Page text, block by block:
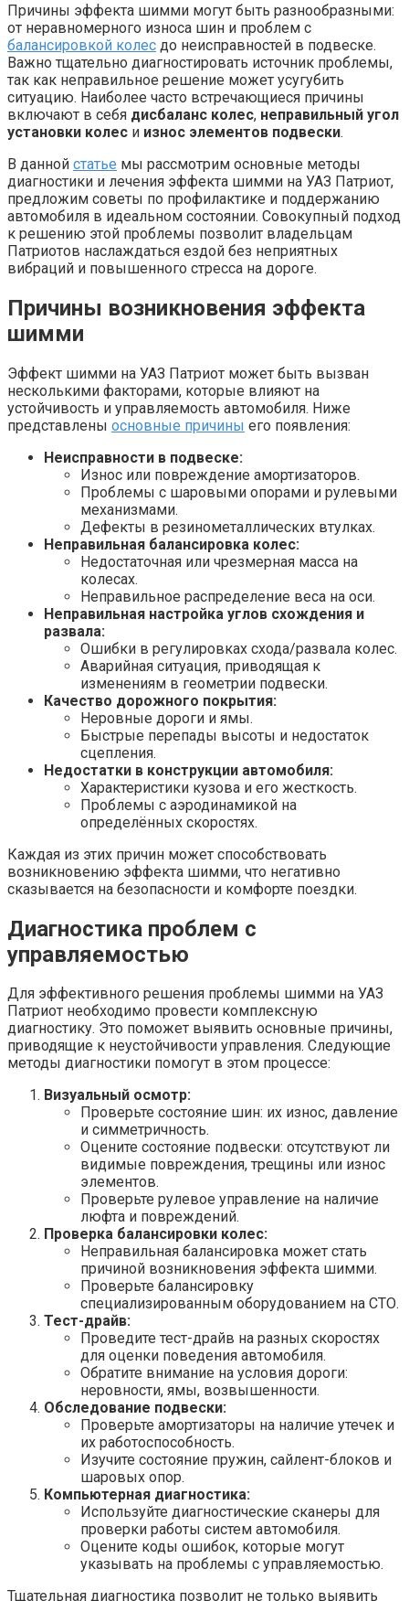
Причины эффекта шимми могут быть разнообразными:
от неравномерного износа шин и проблем с
балансировкой колес до неисправностей в подвеске.
Важно тщательно диагностировать источник проблемы,
так как неправильное решение может усугубить
ситуацию. Наиболее часто встречающиеся причины
включают в себя дисбаланс колес, неправильный угол
установки колес и износ элементов подвески.
В данной статье мы рассмотрим основные методы
диагностики и лечения эффекта шимми на УАЗ Патриот,
предложим советы по профилактике и поддержанию
автомобиля в идеальном состоянии. Совокупный подход
к решению этой проблемы позволит владельцам
Патриотов наслаждаться ездой без неприятных
вибраций и повышенного стресса на дороге.
Причины возникновения эффекта
шимми
Эффект шимми на УАЗ Патриот может быть вызван
несколькими факторами, которые влияют на
устойчивость и управляемость автомобиля. Ниже
представлены основные причины его появления:
Неисправности в подвеске:
Износ или повреждение амортизаторов.
Проблемы с шаровыми опорами и рулевыми
механизмами.
Дефекты в резинометаллических втулках.
Неправильная балансировка колес:
Недостаточная или чрезмерная масса на
колесах.
Неправильное распределение веса на оси.
Неправильная настройка углов схождения и
развала:
Ошибки в регулировках схода/развала колес.
Аварийная ситуация, приводящая к
изменениям в геометрии подвески.
Качество дорожного покрытия:
Неровные дороги и ямы.
Быстрые перепады высоты и недостаток
сцепления.
Недостатки в конструкции автомобиля:
Характеристики кузова и его жесткость.
Проблемы с аэродинамикой на
определённых скоростях.
Каждая из этих причин может способствовать
возникновению эффекта шимми, что негативно
сказывается на безопасности и комфорте поездки.
Диагностика проблем с
управляемостью
Для эффективного решения проблемы шимми на УАЗ
Патриот необходимо провести комплексную
диагностику. Это поможет выявить основные причины,
приводящие к неустойчивости управления. Следующие
методы диагностики помогут в этом процессе:
Визуальный осмотр:
Проверьте состояние шин: их износ, давление
и симметричность.
Оцените состояние подвески: отсутствуют ли
видимые повреждения, трещины или износ
элементов.
Проверьте рулевое управление на наличие
люфта и повреждений.
Проверка балансировки колес:
Неправильная балансировка может стать
причиной возникновения эффекта шимми.
Проверьте балансировку
специализированным оборудованием на СТО.
Тест-драйв:
Проведите тест-драйв на разных скоростях
для оценки поведения автомобиля.
Обратите внимание на условия дороги:
неровности, ямы, возвышенности.
Обследование подвески:
Проверьте амортизаторы на наличие утечек и
их работоспособность.
Изучите состояние пружин, сайлент-блоков и
шаровых опор.
Компьютерная диагностика:
Используйте диагностические сканеры для
проверки работы систем автомобиля.
Оцените коды ошибок, которые могут
указывать на проблемы с управляемостью.
Тщательная диагностика позволит не только выявить